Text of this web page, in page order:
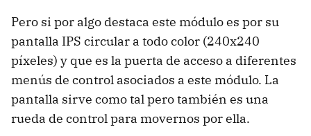
Pero si por algo destaca este módulo es por su
pantalla IPS circular a todo color (240x240
píxeles) y que es la puerta de acceso a diferentes
menús de control asociados a este módulo. La
pantalla sirve como tal pero también es una
rueda de control para movernos por ella.